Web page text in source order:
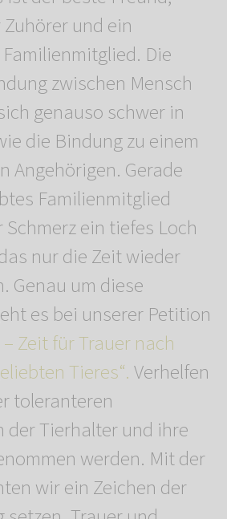
und ein
Die
zwischen Mensch
genauso schwer in
die Bindung zu einem
Angehörigen. Gerade
Familienmitglied
ein tiefes Loch
nur die Zeit wieder
Genau um diese
es bei unserer Petition
Zeit für Trauer nach
Tieres“.Verhelfen
toleranteren
der Tierhalter und ihre
werden. Mit der
wir ein Zeichen der